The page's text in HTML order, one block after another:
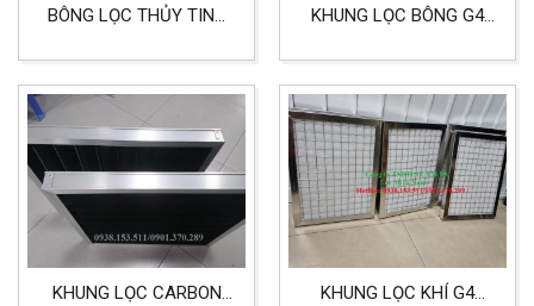
BÔNG LỌC THỦY TINH
2MX20M
KHUNG LỌC BÔNG G4
THEO YÊU CẦU
KHUNG LỌC CARBON
KHUNG LỌC KHÍ G4